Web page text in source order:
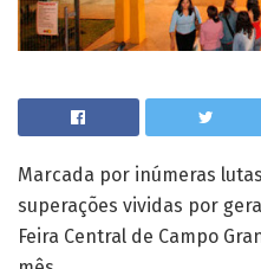
Marcada por inúmeras
superações vividas por
Feira Central de Campo